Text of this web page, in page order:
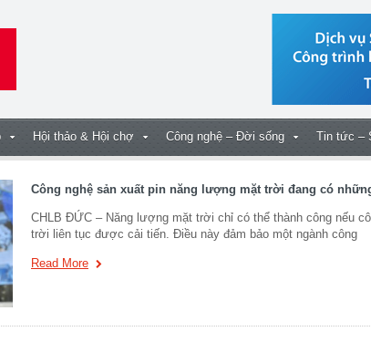
Hội thảo & Hội chợ Công nghệ – Đời sống Tin tức –
Công nghệ sản xuất pin năng lượng mặt trời đang có
CHLB ĐỨC – Năng lượng mặt trời chỉ có thể thành công nếu
trời liên tục được cải tiến. Điều này đảm bảo một ngành công
Read More